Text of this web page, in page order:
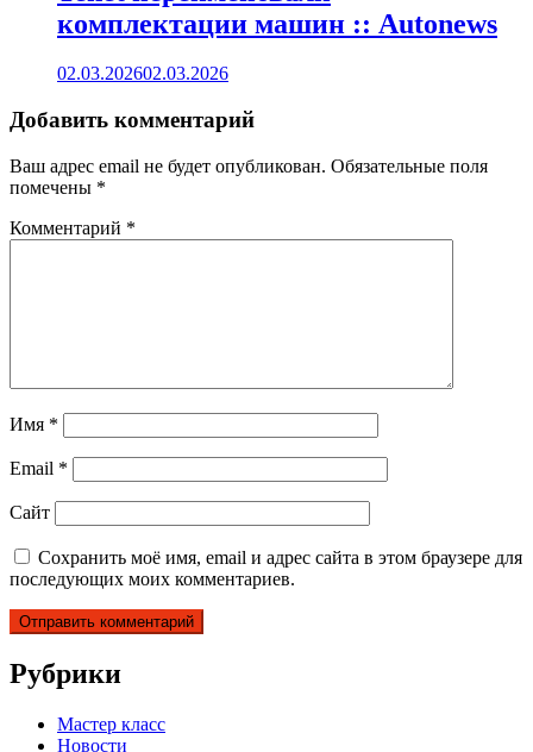
комплектации машин :: Autonews
02.03.202602.03.2026
Добавить комментарий
Ваш адрес email не будет опубликован. Обязательные поля
помечены *
Комментарий *
Имя *
Email *
Сайт
Сохранить моё имя, email и адрес сайта в этом браузере для
последующих моих комментариев.
Рубрики
Мастер класс
Новости